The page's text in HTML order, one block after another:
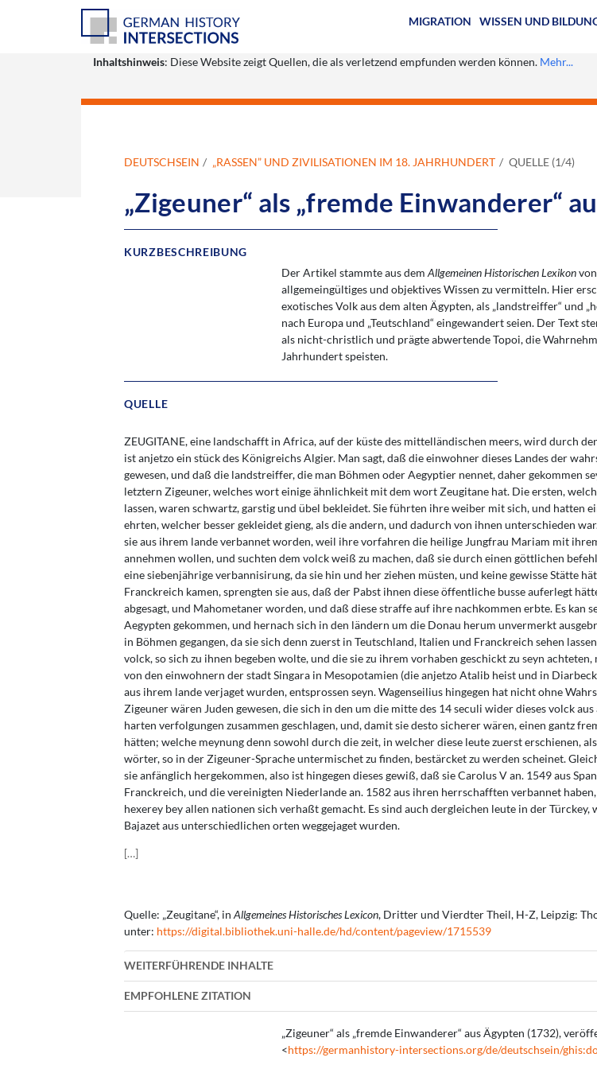
MIGRATION WISSEN UND
Inhaltshinweis: Diese Website zeigt Quellen, die als verletzend empfunden werden können. Mehr...
DEUTSCHSEIN „RASSEN” UND ZIVILISATIONEN IM 18. JAHRHUNDERT QUELLE (1/4)
„Zigeuner“ als „fremde Einwanderer“
KURZBESCHREIBUNG
Der Artikel stammte aus demAllgemeinen Historischen Lexikon
allgemeingültiges und objektives Wissen zu vermitteln. Hier
exotisches Volk aus dem alten Ägypten, als „landstreiffer“ und
nach Europa und „Teutschland“ eingewandert seien. Der Text
als nicht-christlich und prägte abwertende Topoi, die
Jahrhundert speisten.
QUELLE
ZEUGITANE, eine landschafft in Africa, auf der küste des mittelländischen meers, wird durch
ist anjetzo ein stück des Königreichs Algier. Man sagt, daß die einwohner dieses Landes der
gewesen, und daß die landstreiffer, die man Böhmen oder Aegyptier nennet, daher gekommen
letztern Zigeuner, welches wort einige ähnlichkeit mit dem wort Zeugitane hat. Die ersten,
lassen, waren schwartz, garstig und übel bekleidet. Sie führten ihre weiber mit sich, und hatten
ehrten, welcher besser gekleidet gieng, als die andern, und dadurch von ihnen unterschieden
sie aus ihrem lande verbannet worden, weil ihre vorfahren die heilige Jungfrau Mariam mit
annehmen wollen, und suchten dem volck weiß zu machen, daß sie durch einen göttlichen
eine siebenjährige verbannisirung, da sie hin und her ziehen müsten, und keine gewisse Stätte
Franckreich kamen, sprengten sie aus, daß der Pabst ihnen diese öffentliche busse auferlegt
abgesagt, und Mahometaner worden, und daß diese straffe auf ihre nachkommen erbte. Es kan
Aegypten gekommen, und hernach sich in den ländern um die Donau herum unvermerkt
in Böhmen gegangen, da sie sich denn zuerst in Teutschland, Italien und Franckreich sehen
volck, so sich zu ihnen begeben wolte, und die sie zu ihrem vorhaben geschickt zu seyn
von den einwohnern der stadt Singara in Mesopotamien (die anjetzo Atalib heist und in
aus ihrem lande verjaget wurden, entsprossen seyn. Wagenseilius hingegen hat nicht ohne
Zigeuner wären Juden gewesen, die sich in den um die mitte des 14 seculi wider dieses volck
harten verfolgungen zusammen geschlagen, und, damit sie desto sicherer wären, einen gantz
hätten; welche meynung denn sowohl durch die zeit, in welcher diese leute zuerst erschienen,
wörter, so in der Zigeuner-Sprache untermischet zu finden, bestärcket zu werden scheinet.
sie anfänglich hergekommen, also ist hingegen dieses gewiß, daß sie Carolus V an. 1549 aus
Franckreich, und die vereinigten Niederlande an. 1582 aus ihren herrschafften verbannet
hexerey bey allen nationen sich verhaßt gemacht. Es sind auch dergleichen leute in der
Bajazet aus unterschiedlichen orten weggejaget wurden.
[…]
Quelle: „Zeugitane“, in Allgemeines Historisches Lexicon, Dritter und Vierdter Theil, H-Z, Leipzig:
unter: https://digital.bibliothek.uni-halle.de/hd/content/pageview/1715539
WEITERFÜHRENDE INHALTE
EMPFOHLENE ZITATION
„Zigeuner“ als „fremde Einwanderer“ aus Ägypten (1732),
<https://germanhistory-intersections.org/de/deutschsein/